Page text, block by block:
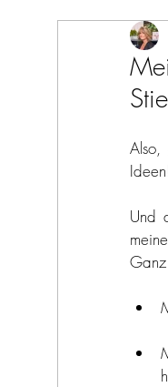
ice ice baby
huch,
pasta e
Also,
Und